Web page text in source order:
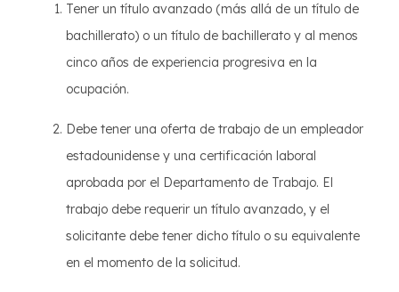
Tener un título avanzado (más allá de un título de
bachillerato) o un título de bachillerato y al menos
cinco años de experiencia progresiva en la
ocupación.
Debe tener una oferta de trabajo de un empleador
estadounidense y una certificación laboral
aprobada por el Departamento de Trabajo. El
trabajo debe requerir un título avanzado, y el
solicitante debe tener dicho título o su equivalente
en el momento de la solicitud.